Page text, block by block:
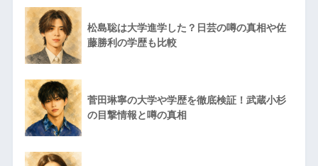
松島聡は大学進学した？日芸の噂の真相や佐
藤勝利の学歴も比較
菅田琳寧の大学や学歴を徹底検証！武蔵小杉
の目撃情報と噂の真相